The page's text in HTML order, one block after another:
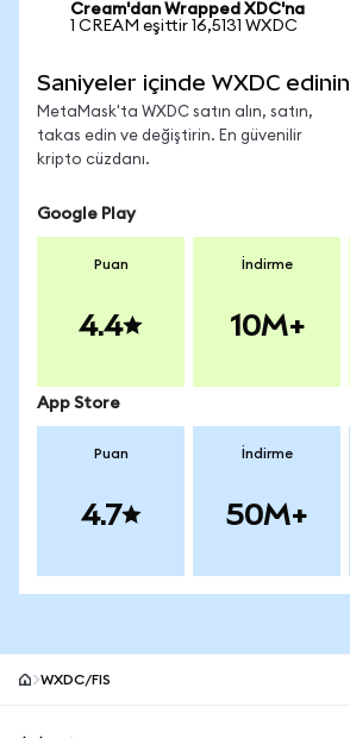
Cream'dan Wrapped XDC'na
1 CREAM eşittir 16,5131 WXDC
Saniyeler içinde WXDC edinin
MetaMask'ta WXDC satın alın, satın,
takas edin ve değiştirin. En güvenilir
kripto cüzdanı.
Google Play
Puan
4.4
İndirme
10M+
App Store
Puan
4.7
İndirme
50M+
WXDC/FIS